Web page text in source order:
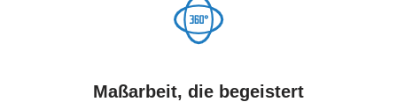
Maßarbeit, die begeistert